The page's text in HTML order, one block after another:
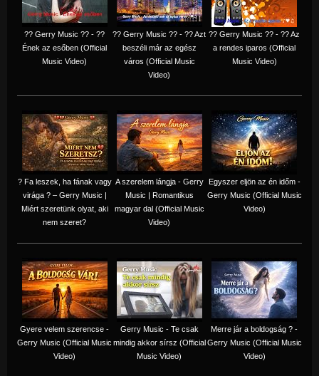
?? Gerry Music ?? - ??
Ének az esőben (Official
Music Video)
?? Gerry Music ?? - ?? Azt
beszéli már az egész
város (Official Music
Video)
?? Gerry Music ?? - ?? Az
a rendes iparos (Official
Music Video)
? Fa leszek, ha fának vagy
virága ? – Gerry Music |
Miért szeretünk olyat, aki
nem szeret?
A szerelem lángja - Gerry
Music | Romantikus
magyar dal (Official Music
Video)
Egyszer eljön az én időm -
Gerry Music (Official Music
Video)
Gyere velem szerencse -
Gerry Music (Official Music
Video)
Gerry Music - Te csak
mindig akkor sírsz (Official
Music Video)
Merre jár a boldogság ? -
Gerry Music (Official Music
Video)